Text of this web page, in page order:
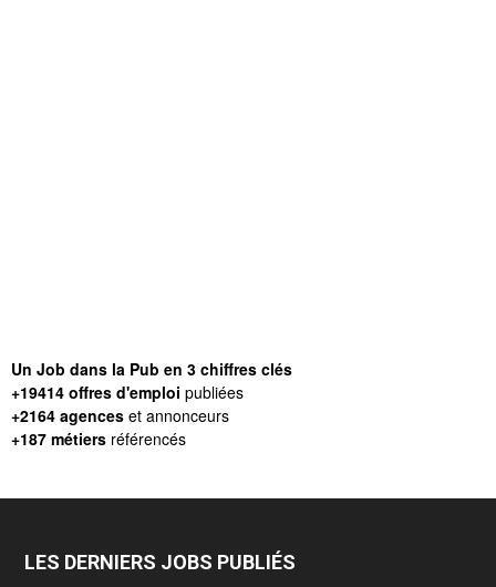
Un Job dans la Pub en 3 chiffres clés
+19414 offres d'emploi publiées
+2164 agences et annonceurs
+187 métiers référencés
LES DERNIERS JOBS PUBLIÉS